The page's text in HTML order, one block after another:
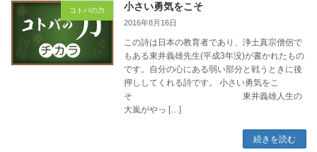
コトバの力 小さい勇気をこそ
2016年8月16日
この詩は日本の教育者であり、浄土真宗僧侶で
もある東井義雄先生(平成3年没)が書かれたもの
です。自分の心にある弱い部分と戦うときに後
押ししてくれる詩です。 小さい勇気をこ
そ 東井義雄人生の
大嵐がやっ […]
続きを読む